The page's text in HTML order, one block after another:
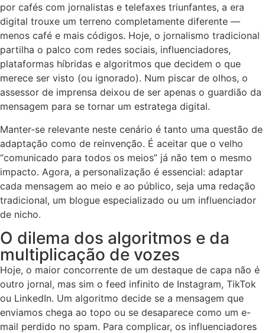
por cafés com jornalistas e telefaxes triunfantes, a era
digital trouxe um terreno completamente diferente —
menos café e mais códigos. Hoje, o jornalismo tradicional
partilha o palco com redes sociais, influenciadores,
plataformas híbridas e algoritmos que decidem o que
merece ser visto (ou ignorado). Num piscar de olhos, o
assessor de imprensa deixou de ser apenas o guardião da
mensagem para se tornar um estratega digital.
Manter-se relevante neste cenário é tanto uma questão de
adaptação como de reinvenção. É aceitar que o velho
“comunicado para todos os meios” já não tem o mesmo
impacto. Agora, a personalização é essencial: adaptar
cada mensagem ao meio e ao público, seja uma redação
tradicional, um blogue especializado ou um influenciador
de nicho.
O dilema dos algoritmos e da
multiplicação de vozes
Hoje, o maior concorrente de um destaque de capa não é
outro jornal, mas sim o feed infinito de Instagram, TikTok
ou LinkedIn. Um algoritmo decide se a mensagem que
enviamos chega ao topo ou se desaparece como um e-
mail perdido no spam. Para complicar, os influenciadores